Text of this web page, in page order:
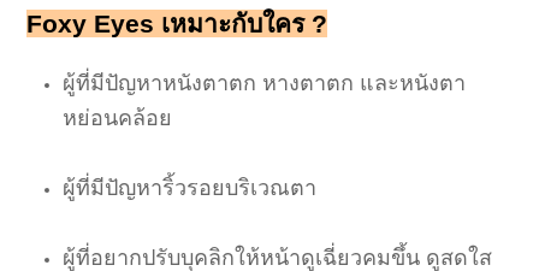
Foxy Eyes เหมาะกับใคร ?
ผู้ที่มีปัญหาหนังตาตก หางตาตก และหนังตา
หย่อนคล้อย
ผู้ที่มีปัญหาริ้วรอยบริเวณตา
ผู้ที่อยากปรับบุคลิกให้หน้าดูเฉี่ยวคมขึ้น ดูสดใส